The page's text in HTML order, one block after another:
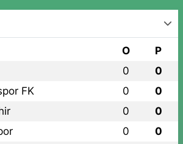
O P
0 0
FK 0 0
0 0
0 0